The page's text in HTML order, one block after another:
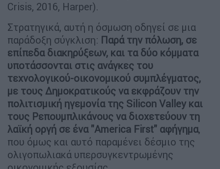
Crisis, 2016, Harper).
Στρατηγικά, αυτή η όσμωση οδηγεί σε μια
παράδοξη σύγκλιση: Παρά την πόλωση, σε
επίπεδα διακηρύξεων, και τα δύο κόμματα
υποτάσσονται στις ανάγκες του
τεχνολογικού-οικονομικού συμπλέγματος,
με τους Δημοκρατικούς να εκφράζουν την
πολιτισμική ηγεμονία της Silicon Valley και
τους Ρεπουμπλικάνους να διοχετεύουν τη
λαϊκή οργή σε ένα "America First" αφήγημα,
που όμως και αυτό παραμένει δέσμιο της
ολιγοπωλιακά υπερσυγκεντρωμένης